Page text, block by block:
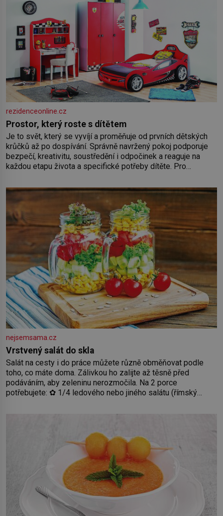
rezidenceonline.cz
Prostor, který roste s dítětem
Je to svět, který se vyvíjí a proměňuje od prvních dětských
krůčků až po dospívání. Správně navržený pokoj podporuje
bezpečí, kreativitu, soustředění i odpočinek a reaguje na
každou etapu života a specifické potřeby dítěte. Pro
by pokoj miminka měl působit především klidně a útulně.
nejsemsama.cz
Vrstvený salát do skla
Salát na cesty i do práce můžete různě obměňovat podle
toho, co máte doma. Zálivkou ho zalijte až těsně před
podáváním, aby zeleninu nerozmočila. Na 2 porce
potřebujete: ✿ 1/4 ledového nebo jiného salátu (římský
2 rajčata Zálivka: ✿ 4 lžíce olivového oleje ✿ 1 lžíci citronové